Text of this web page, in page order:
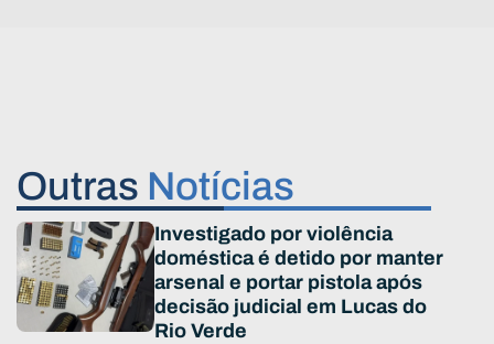
Outras Notícias
Investigado por violência
doméstica é detido por manter
arsenal e portar pistola após
decisão judicial em Lucas do
Rio Verde